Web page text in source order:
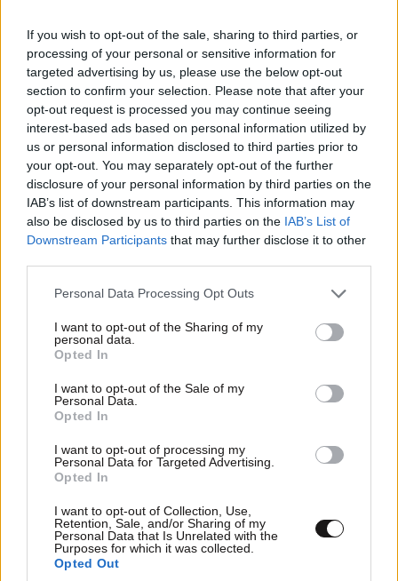
If you wish to opt-out of the sale, sharing to third parties, or
processing of your personal or sensitive information for
targeted advertising by us, please use the below opt-out
section to confirm your selection. Please note that after your
opt-out request is processed you may continue seeing
interest-based ads based on personal information utilized by
us or personal information disclosed to third parties prior to
your opt-out. You may separately opt-out of the further
disclosure of your personal information by third parties on the
IAB’s list of downstream participants. This information may
also be disclosed by us to third parties on the IAB’s List of
Downstream Participants that may further disclose it to other
Please note that this website/app uses one or more Google
not limited to your visit or usage behaviour. You may click to
grant or deny consent to Google and its third-party tags to
use your data for below specified purposes in below Google
consent section.
Personal Data Processing Opt Outs
I want to opt-out of the Sharing of my
personal data.
Opted In
I want to opt-out of the Sale of my
Personal Data.
Opted In
I want to opt-out of processing my
Personal Data for Targeted Advertising.
Opted In
I want to opt-out of Collection, Use,
Retention, Sale, and/or Sharing of my
Personal Data that Is Unrelated with the
Purposes for which it was collected.
Opted Out
ΠΡΟΣΘΕΣΤΕ ΤΟ ΣΧΟΛΙΟ ΣΑΣ
Διαβάστε και ακολουθήστε τους κανόνες σχολιασμού
ΠΡΟΣΘΗΚΗ
Lieutenant Tahereh Mousavi
Στα ίσια,εν συντομία:Δυστυχώς οι ΗΠΑ
συμπεριφέρονται τόσο Μικρόψυχα προς στην Ιρανική
Εθνική ομάδα.